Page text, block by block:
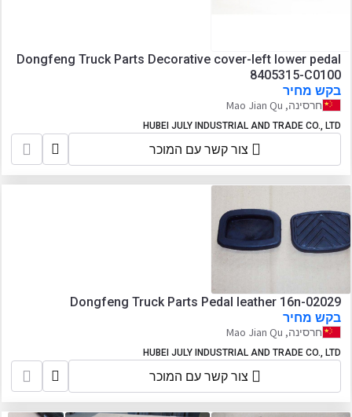
Dongfeng Truck Parts Decorative cover-left lower pedal
8405315-C0100
בקש מחיר
חרסינה, Mao Jian Qu
HUBEI JULY INDUSTRIAL AND TRADE CO., LTD
צור קשר עם המוכר
Dongfeng Truck Parts Pedal leather 16n-02029
בקש מחיר
חרסינה, Mao Jian Qu
HUBEI JULY INDUSTRIAL AND TRADE CO., LTD
צור קשר עם המוכר